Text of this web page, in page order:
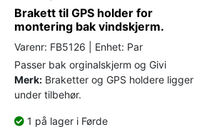
Brakett til GPS holder for
montering bak vindskjerm.
Varenr: FB5126 | Enhet: Par
Passer bak orginalskjerm og Givi
Merk: Braketter og GPS holdere ligger
under tilbehør.
1 på lager i Førde